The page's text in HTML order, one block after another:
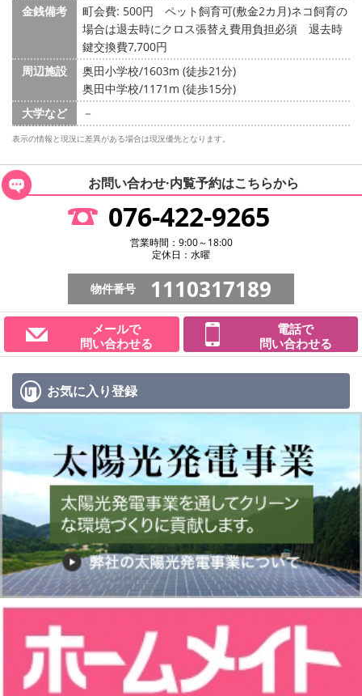
金銭備考
町会費: 500円
ペット飼育可(敷金2カ月)ネコ飼育の
場合は退去時にクロス張替え費用負担必須 退去時
鍵交換費7,700円
周辺施設
奥田小学校/1603m (徒歩21分)
奥田中学校/1171m (徒歩15分)
大学など
－
表示の情報と現況に差異がある場合は現況優先となります。
お問い合わせ·内覧予約はこちらから
076-422-9265
営業時間：9:00～18:00
定休日：水曜
物件番号 1110317189
メールで
問い合わせる
電話で
問い合わせる
お気に入り登録